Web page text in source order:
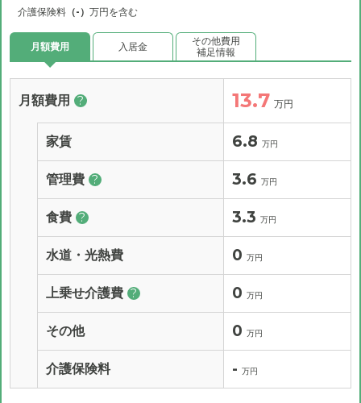
介護保険料 （-） 万円を含む
月額費用 入居金
その他費用
補足情報
月額費用 ? 13.7 万円
家賃 6.8 万円
管理費 ? 3.6 万円
食費 ? 3.3 万円
水道・光熱費 0 万円
上乗せ介護費 ? 0 万円
その他 0 万円
介護保険料 - 万円